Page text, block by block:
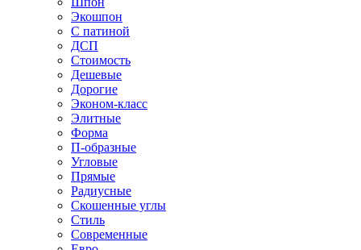
Экошпон
С патиной
ДСП
Стоимость
Дешевые
Дорогие
Эконом-класс
Элитные
Форма
П-образные
Угловые
Прямые
Радиусные
Скошенные углы
Стиль
Современные